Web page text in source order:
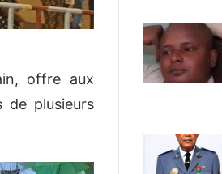
offre aux
de plusieurs